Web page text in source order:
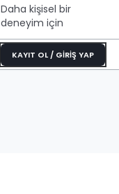
Daha kişisel bir
deneyim için
KAYIT OL / GİRİŞ YAP